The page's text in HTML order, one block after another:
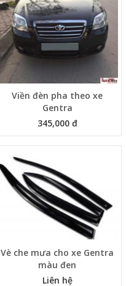
Viền đèn pha theo xe
Gentra
345,000 đ
Vè che mưa cho xe Gentra
màu đen
Liên hệ